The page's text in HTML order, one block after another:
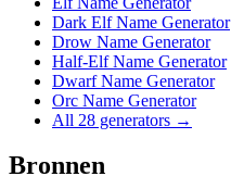
Dark Elf Name Generator
Drow Name Generator
Half-Elf Name Generator
Dwarf Name Generator
Orc Name Generator
All 28 generators →
Bronnen